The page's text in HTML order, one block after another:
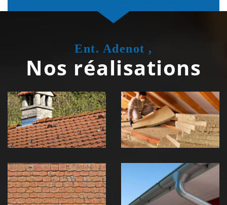
Ent. Adenot ,
Nos réalisations
Couvreur
zingueur 39
Jura
Isolation de
toiture 39
Jura
démoussage de
toiture 39
Jura
pose de
gouttière 39
Jura